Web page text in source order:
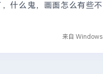
什么鬼，画面怎么有些不
来自 Windows